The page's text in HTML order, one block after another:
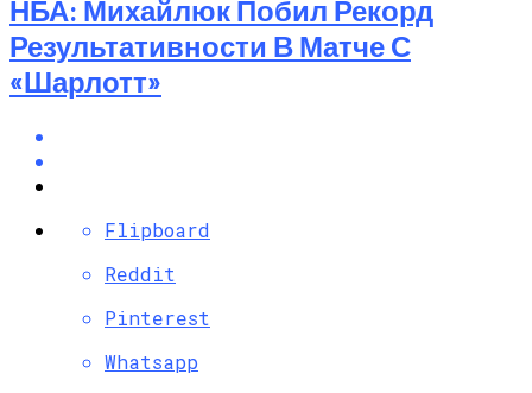
НБА: Михайлюк Побил Рекорд
Результативности В Матче С
«Шарлотт»
Flipboard
Reddit
Pinterest
Whatsapp